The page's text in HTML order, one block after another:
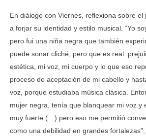
En diálogo con Viernes, reflexiona sobre el
a forjar su identidad y estilo musical. “Yo
pero fui una niña negra que también
puede sonar cliché, pero que es real:
estética, mi voz, mi cuerpo y lo que eso
proceso de aceptación de mi cabello y
voz, porque estudiaba música clásica.
mujer negra, tenía que blanquear mi voz y
muy fuerte (…) pero eso me permitió
como una debilidad en grandes fortalezas”,